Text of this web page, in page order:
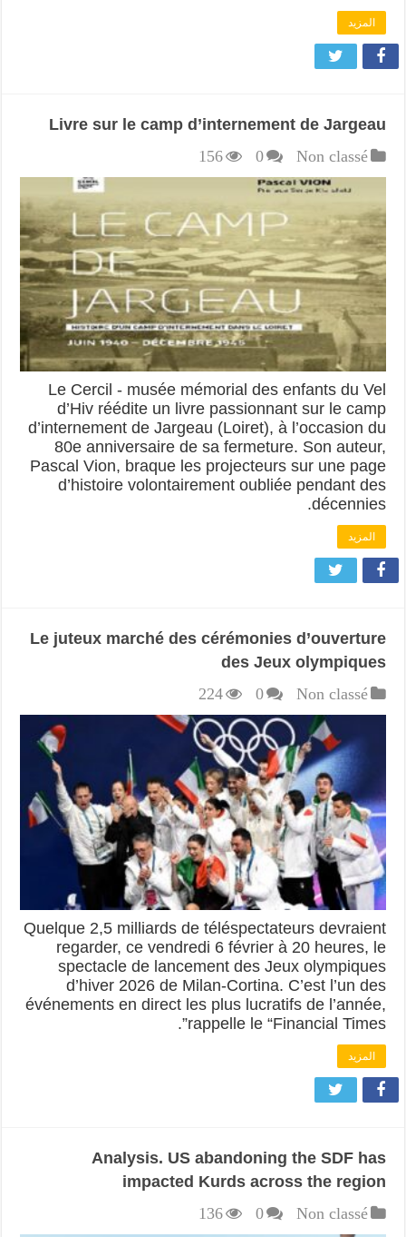
المزيد
Livre sur le camp d’internement de Jargeau
Non classé
0
156
Le Cercil - musée mémorial des enfants du Vel
d’Hiv réédite un livre passionnant sur le camp
d’internement de Jargeau (Loiret), à l’occasion du
80e anniversaire de sa fermeture. Son auteur,
Pascal Vion, braque les projecteurs sur une page
d’histoire volontairement oubliée pendant des
décennies.
المزيد
Le juteux marché des cérémonies d’ouverture
des Jeux olympiques
Non classé
0
224
Quelque 2,5 milliards de téléspectateurs devraient
regarder, ce vendredi 6 février à 20 heures, le
spectacle de lancement des Jeux olympiques
d’hiver 2026 de Milan-Cortina. C’est l’un des
événements en direct les plus lucratifs de l’année,
rappelle le “Financial Times”.
المزيد
Analysis. US abandoning the SDF has
impacted Kurds across the region
Non classé
0
136